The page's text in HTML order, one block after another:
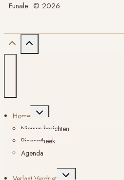
Funale © 2026
Home
Toggle
submenu
Nieuws berichten
Pinacotheek
Agenda
Toggle